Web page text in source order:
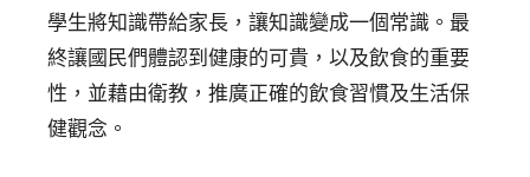
學生將知識帶給家長，讓知識變成一個常識。最
終讓國民們體認到健康的可貴，以及飲食的重要
性，並藉由衛教，推廣正確的飲食習慣及生活保
健觀念。